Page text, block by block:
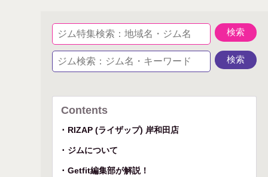
Contents
RIZAP (ライザップ) 岸和田店
ジムについて
Getfit編集部が解説！